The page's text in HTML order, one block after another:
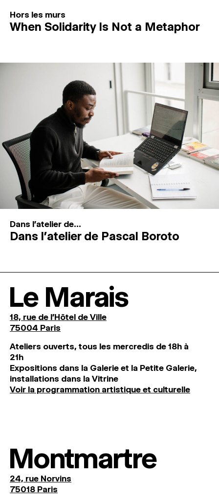
Hors les murs
When Solidarity Is Not a Metaphor
Dans l'atelier de...
Dans l’atelier de Pascal Boroto
Le Marais
18, rue de l'Hôtel de Ville
75004 Paris
Ateliers ouverts, tous les mercredis de 18h à
21h
Expositions dans la Galerie et la Petite Galerie,
installations dans la Vitrine
Voir la programmation artistique et culturelle
Montmartre
24, rue Norvins
75018 Paris